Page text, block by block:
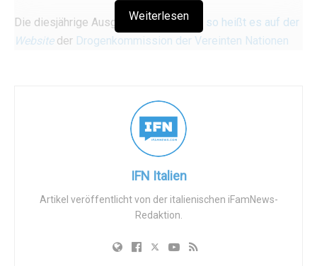
Die diesjährige Ausgabe des Berichts
, so heißt es auf der
Websiteder Drogenkommission der Vereinten Nationen
Zukunft des globalen Opioidmarktes angesichts der
jüngsten Veränderungen in Afghanistan erörtert, die
Auswirkungen der Legalisierung von
die Beziehung zwischen Drogen und Konflikten erforscht
Auswirkungen von Drogen auf die Umwelt aufgenommen.
heruntergeladen werden können und die sich
Weiterlesen
IFN Italien
Artikel veröffentlicht von der italienischen iFamNews-
Redaktion.